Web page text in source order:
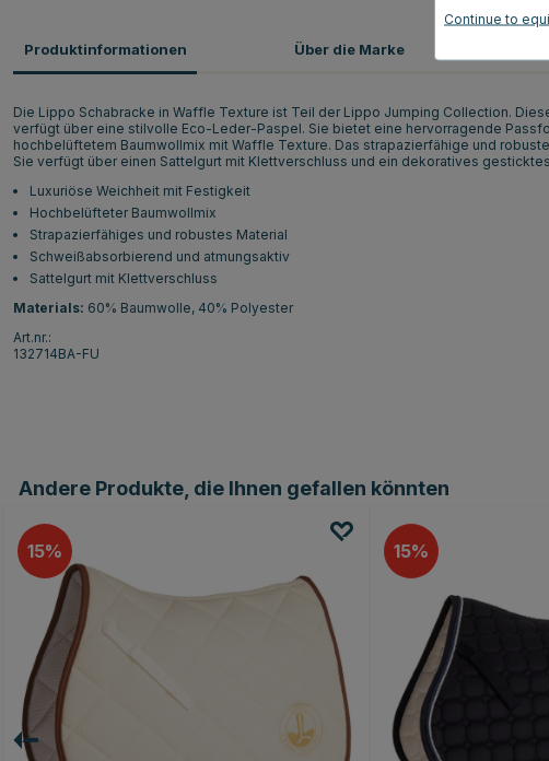
Produktinformationen
Die Lippo Schabracke in Waffle Texture ist Teil der Lippo Jumping Collection.
verfügt über eine stilvolle Eco-Leder-Paspel. Sie bietet eine hervorragende
hochbelüftetem Baumwollmix mit Waffle Texture. Das strapazierfähige und
Sie verfügt über einen Sattelgurt mit Klettverschluss und ein dekoratives
Luxuriöse Weichheit mit Festigkeit
Hochbelüfteter Baumwollmix
Strapazierfähiges und robustes Material
Schweißabsorbierend und atmungsaktiv
Sattelgurt mit Klettverschluss
Materials: 60% Baumwolle, 40% Polyester
Art.nr.:
132714BA-FU
Über die Marke
Andere Produkte, die Ihnen gefallen könnten
15 15
Continue to